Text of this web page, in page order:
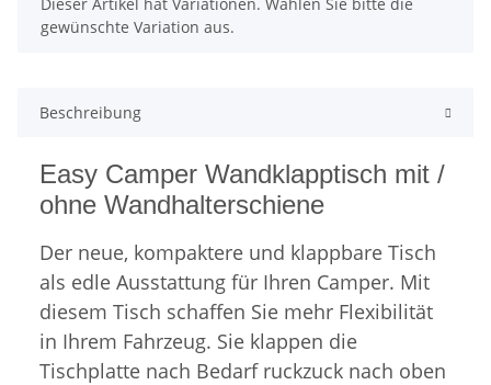
gewünschte Variation aus.
Beschreibung
Easy Camper Wandklapptisch mit /
ohne Wandhalterschiene
Der neue, kompaktere und klappbare Tisch
als edle Ausstattung für Ihren Camper. Mit
diesem Tisch schaffen Sie mehr Flexibilität
in Ihrem Fahrzeug. Sie klappen die
Tischplatte nach Bedarf ruckzuck nach oben